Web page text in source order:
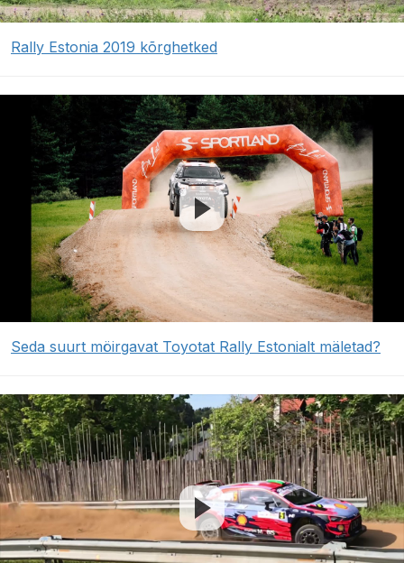
Rally Estonia 2019 kõrghetked
Seda suurt möirgavat Toyotat Rally Estonialt mäletad?